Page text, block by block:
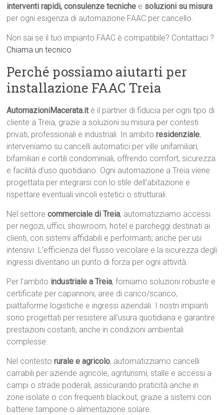
interventi rapidi, consulenze tecniche e soluzioni su misura
per ogni esigenza di automazione FAAC per cancello.
Non sai se il tuo impianto FAAC è compatibile? Contattaci ?
Chiama un tecnico
Perché possiamo aiutarti per
installazione FAAC Treia
AutomazioniMacerata.itè il partner di fiducia per ogni tipo di
cliente a Treia, grazie a soluzioni su misura per contesti
privati, professionali e industriali. In ambitoresidenziale,
interveniamo su cancelli automatici per ville unifamiliari,
bifamiliari e cortili condominiali, offrendo comfort, sicurezza
e facilità d’uso quotidiano. Ogni automazione a Treia viene
progettata per integrarsi con lo stile dell’abitazione e
rispettare eventuali vincoli estetici o strutturali.
Nel settorecommerciale di Treia, automatizziamo accessi
per negozi, uffici, showroom, hotel e parcheggi destinati ai
clienti, con sistemi affidabili e performanti, anche per usi
intensivi. L’efficienza del flusso veicolare e la sicurezza degli
ingressi diventano un punto di forza per ogni attività.
Per l’ambito industriale a Treia, forniamo soluzioni robuste e
certificate per capannoni, aree di carico/scarico,
piattaforme logistiche e ingressi aziendali. I nostri impianti
sono progettati per resistere all’usura quotidiana e garantire
prestazioni costanti, anche in condizioni ambientali
complesse.
Nel contestorurale e agricolo, automatizziamo cancelli
carrabili per aziende agricole, agriturismi, stalle e accessi a
campi o strade poderali, assicurando praticità anche in
zone isolate o con frequenti blackout, grazie a sistemi con
batterie tampone o alimentazione solare.